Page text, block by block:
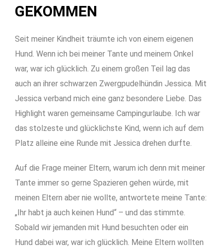
GEKOMMEN
Seit meiner Kindheit träumte ich von einem eigenen
Hund. Wenn ich bei meiner Tante und meinem Onkel
war, war ich glücklich. Zu einem großen Teil lag das
auch an ihrer schwarzen Zwergpudelhündin Jessica. Mit
Jessica verband mich eine ganz besondere Liebe. Das
Highlight waren gemeinsame Campingurlaube. Ich war
das stolzeste und glücklichste Kind, wenn ich auf dem
Platz alleine eine Runde mit Jessica drehen durfte.
Auf die Frage meiner Eltern, warum ich denn mit meiner
Tante immer so gerne Spazieren gehen würde, mit
meinen Eltern aber nie wollte, antwortete meine Tante:
„Ihr habt ja auch keinen Hund“ – und das stimmte.
Sobald wir jemanden mit Hund besuchten oder ein
Hund dabei war, war ich glücklich. Meine Eltern wollten